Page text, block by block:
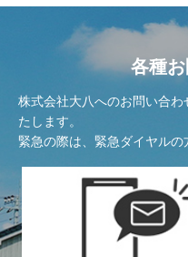
各種
株式会社大八へのお問い合
たします。
緊急の際は、緊急ダイヤルの